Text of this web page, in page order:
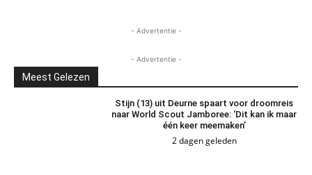
- Advertentie -
- Advertentie -
Meest Gelezen
Stijn (13) uit Deurne spaart voor droomreis
naar World Scout Jamboree: ‘Dit kan ik maar
één keer meemaken’
2 dagen geleden